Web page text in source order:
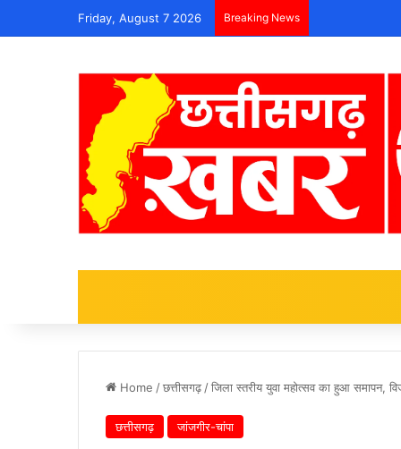
Friday, August 7 2026 Breaking News
Home /छत्तीसगढ़ /जिला स्तरीय युवा महोत्सव का हुआ समापन,
छत्तीसगढ़ जांजगीर-चांपा